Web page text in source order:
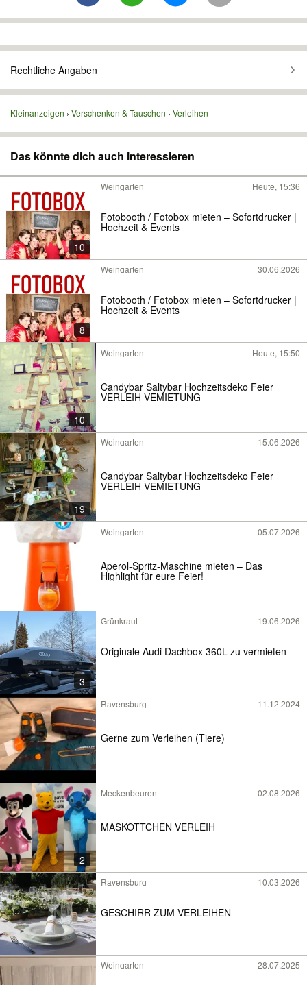
Rechtliche Angaben
Kleinanzeigen Verschenken & Tauschen Verleihen
Das könnte dich auch interessieren
10
Weingarten Heute, 15:36
Fotobooth / Fotobox mieten – Sofortdrucker |
Hochzeit & Events
8
Weingarten 30.06.2026
Fotobooth / Fotobox mieten – Sofortdrucker |
Hochzeit & Events
10
Weingarten Heute, 15:50
Candybar Saltybar Hochzeitsdeko Feier
VERLEIH VEMIETUNG
19
Weingarten 15.06.2026
Candybar Saltybar Hochzeitsdeko Feier
VERLEIH VEMIETUNG
Weingarten 05.07.2026
Aperol-Spritz-Maschine mieten – Das
Highlight für eure Feier!
3
Grünkraut 19.06.2026
Originale Audi Dachbox 360L zu vermieten
Ravensburg 11.12.2024
Gerne zum Verleihen (Tiere)
2
Meckenbeuren 02.08.2026
MASKOTTCHEN VERLEIH
Ravensburg 10.03.2026
GESCHIRR ZUM VERLEIHEN
Weingarten 28.07.2025